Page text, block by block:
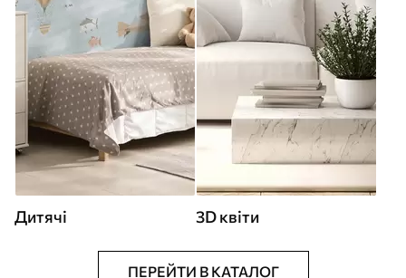
Дитячі 3D квіти
ПЕРЕЙТИ В КАТАЛОГ